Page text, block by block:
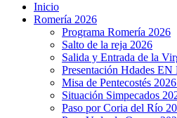
Inicio
Romería 2026
Programa Romería 2026
Salto de la reja 2026
Salida y Entrada de la
Presentación Hdades
Misa de Pentecostés
Situación Simpecados
Paso por Coria del Río